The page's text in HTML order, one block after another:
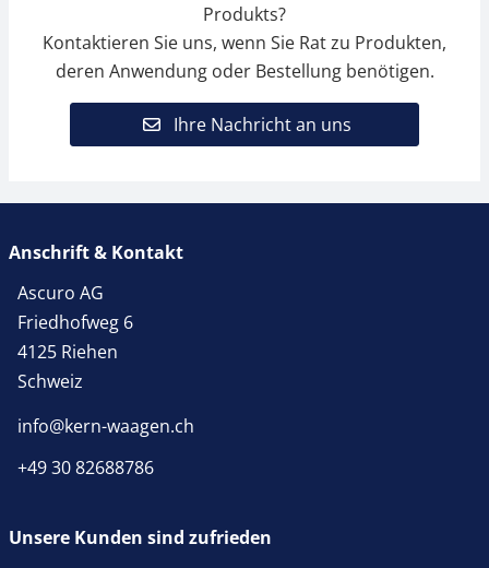
Produkts?
Kontaktieren Sie uns, wenn Sie Rat zu Produkten,
deren Anwendung oder Bestellung benötigen.
Ihre Nachricht an uns
Anschrift & Kontakt
Ascuro AG
Friedhofweg 6
4125 Riehen
Schweiz
info@kern-waagen.ch
+49 30 82688786
Unsere Kunden sind zufrieden